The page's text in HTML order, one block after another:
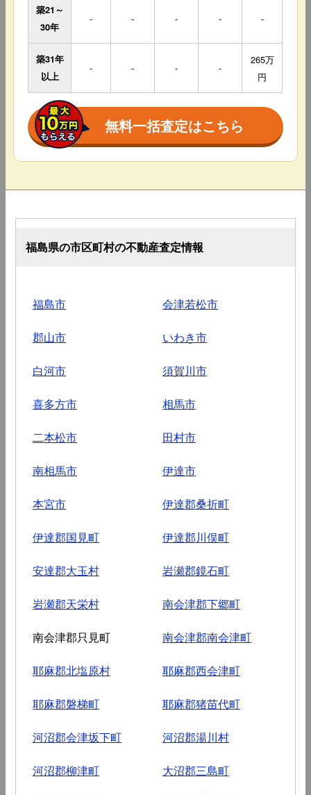
築21～
30年
- - - - -
築31年
以上
- - - -
265万
円
無料一括査定はこちら
福島県の市区町村の不動産査定情報
福島市 会津若松市
郡山市 いわき市
白河市 須賀川市
喜多方市 相馬市
二本松市 田村市
南相馬市 伊達市
本宮市 伊達郡桑折町
伊達郡国見町 伊達郡川俣町
安達郡大玉村 岩瀬郡鏡石町
岩瀬郡天栄村 南会津郡下郷町
南会津郡只見町 南会津郡南会津町
耶麻郡北塩原村 耶麻郡西会津町
耶麻郡磐梯町 耶麻郡猪苗代町
河沼郡会津坂下町 河沼郡湯川村
河沼郡柳津町 大沼郡三島町